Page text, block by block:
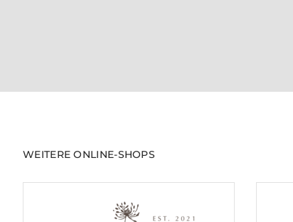
WEITERE ONLINE-SHOPS